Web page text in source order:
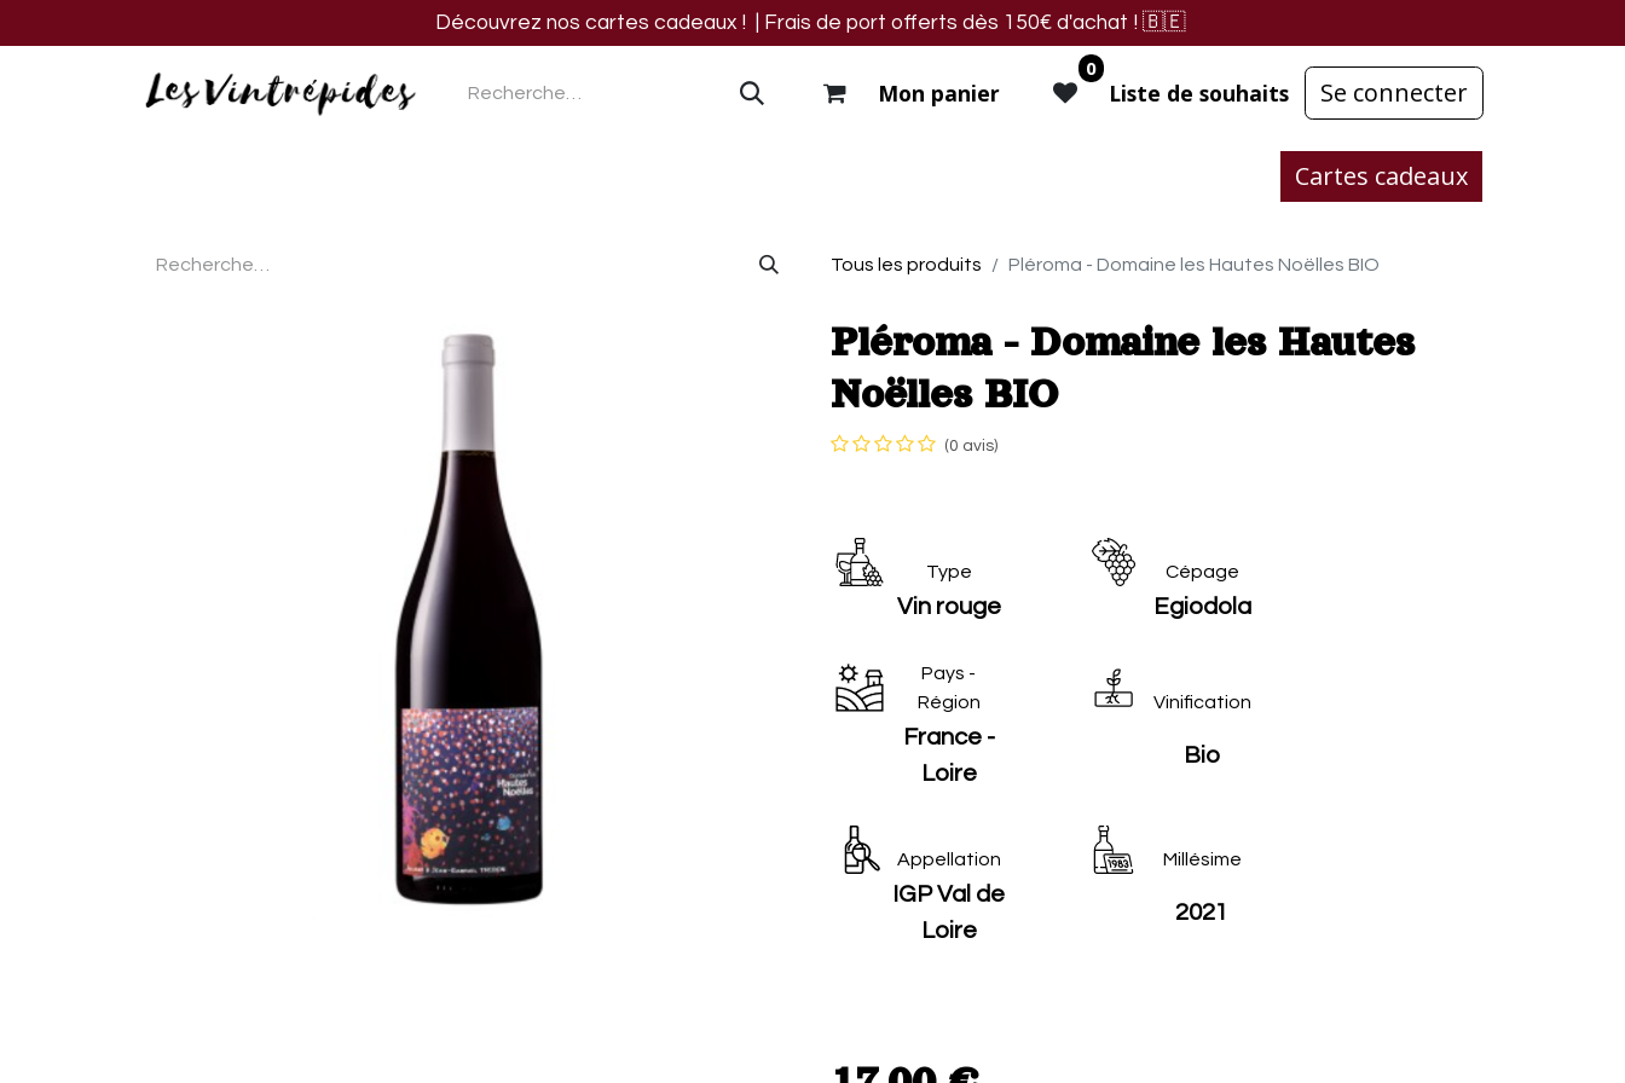
Découvrez nos cartes cadeaux ! | Frais de port offerts dès 150€ d'achat ! 🇧🇪
Mon panier
0
Liste de souhaits Se connecter
Cartes cadeaux
Tous les produits Pléroma - Domaine les Hautes Noëlles BIO
Pléroma - Domaine les Hautes
Noëlles BIO
(0 avis)
Type Cépage
Vin rouge Egiodola
Pays -
Région
Vinification
France -
Loire
Bio
Appellation Millésime
IGP Val de
Loire
2021